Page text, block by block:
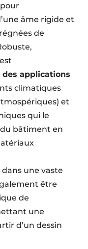
âme rigide et
de
applications
climatiques
et
qui le
bâtiment en
dans une vaste
être
de
une
d’un dessin